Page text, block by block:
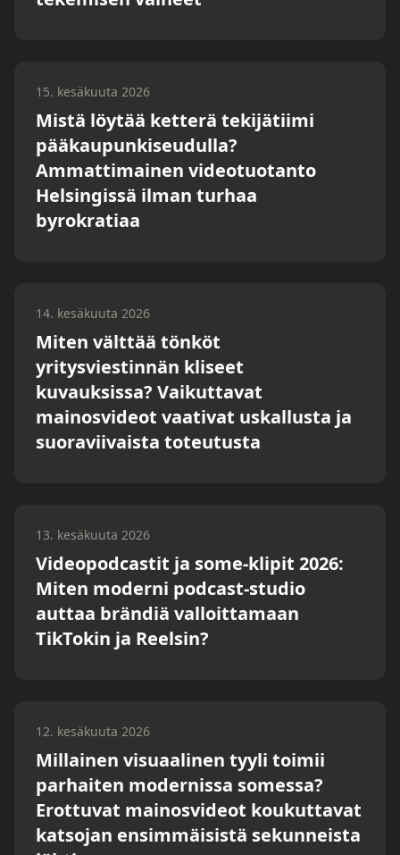
15. kesäkuuta 2026
Mistä löytää ketterä tekijätiimi
pääkaupunkiseudulla?
Ammattimainen videotuotanto
Helsingissä ilman turhaa
byrokratiaa
14. kesäkuuta 2026
Miten välttää tönköt
yritysviestinnän kliseet
kuvauksissa? Vaikuttavat
mainosvideot vaativat uskallusta ja
suoraviivaista toteutusta
13. kesäkuuta 2026
Videopodcastit ja some-klipit 2026:
Miten moderni podcast-studio
auttaa brändiä valloittamaan
TikTokin ja Reelsin?
12. kesäkuuta 2026
Millainen visuaalinen tyyli toimii
parhaiten modernissa somessa?
Erottuvat mainosvideot koukuttavat
katsojan ensimmäisistä sekunneista